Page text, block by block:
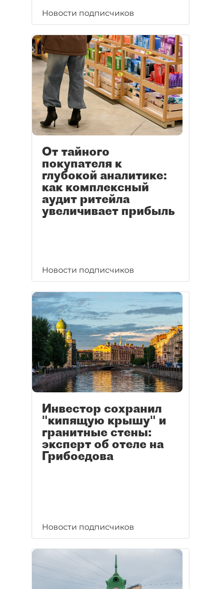
Новости подписчиков
От тайного
покупателя к
глубокой аналитике:
как комплексный
аудит ритейла
увеличивает прибыль
Новости подписчиков
Инвестор сохранил
"кипящую крышу" и
гранитные стены:
эксперт об отеле на
Грибоедова
Новости подписчиков